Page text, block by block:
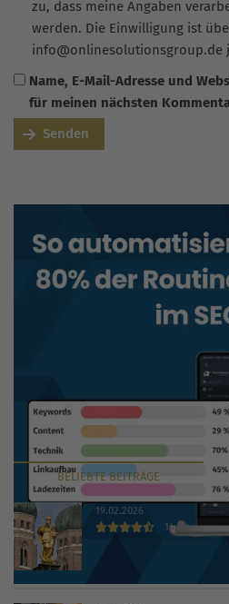
zu, dass meine Angaben
werden. Die Einwilligung ist
info@onlinesolutionsgroup.de
Name, E-Mail-Adresse und
für meinen nächsten
Senden
BELIEBTEBEITRÄGE
19.02.2026
14